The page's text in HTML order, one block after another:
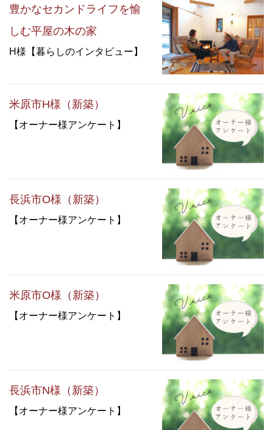
豊かなセカンドライフを愉
しむ平屋の木の家
H様【暮らしのインタビュー】
米原市H様（新築）
【オーナー様アンケート】
長浜市O様（新築）
【オーナー様アンケート】
米原市O様（新築）
【オーナー様アンケート】
長浜市N様（新築）
【オーナー様アンケート】